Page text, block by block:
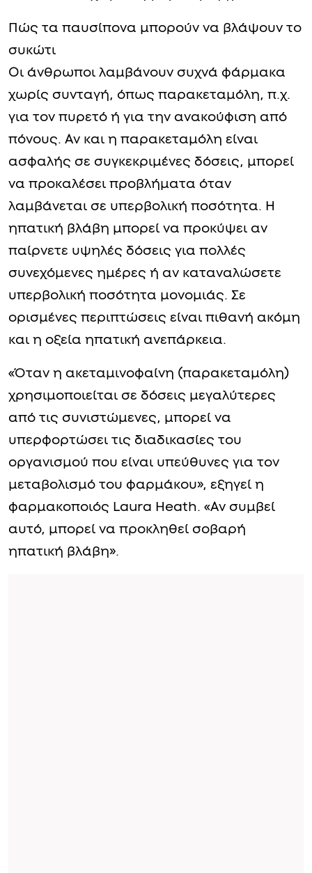
Πώς τα παυσίπονα μπορούν να βλάψουν το
συκώτι
Οι άνθρωποι λαμβάνουν συχνά φάρμακα
χωρίς συνταγή, όπως παρακεταμόλη, π.χ.
για τον πυρετό ή για την ανακούφιση από
πόνους. Αν και η παρακεταμόλη είναι
ασφαλής σε συγκεκριμένες δόσεις, μπορεί
να προκαλέσει προβλήματα όταν
λαμβάνεται σε υπερβολική ποσότητα. Η
ηπατική βλάβη μπορεί να προκύψει αν
παίρνετε υψηλές δόσεις για πολλές
συνεχόμενες ημέρες ή αν καταναλώσετε
υπερβολική ποσότητα μονομιάς. Σε
ορισμένες περιπτώσεις είναι πιθανή ακόμη
και η οξεία ηπατική ανεπάρκεια.
«Όταν η ακεταμινοφαίνη (παρακεταμόλη)
χρησιμοποιείται σε δόσεις μεγαλύτερες
από τις συνιστώμενες, μπορεί να
υπερφορτώσει τις διαδικασίες του
οργανισμού που είναι υπεύθυνες για τον
μεταβολισμό του φαρμάκου», εξηγεί η
φαρμακοποιός Laura Heath. «Αν συμβεί
αυτό, μπορεί να προκληθεί σοβαρή
ηπατική βλάβη».